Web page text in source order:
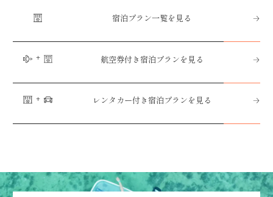
宿泊プラン一覧を見る
航空券付き宿泊プランを見る
レンタカー付き宿泊プランを見る